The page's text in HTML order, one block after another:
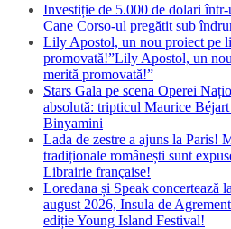
Investiție de 5.000 de dolari
Cane Corso-ul pregătit sub
Lily Apostol, un nou proiect pe
promovată!”Lily Apostol, un
merită promovată!”
Stars Gala pe scena Operei
absolută: tripticul Maurice
Binyamini
Lada de zestre a ajuns la Paris!
tradiționale românești sunt
Librairie française!
Loredana și Speak concertează
august 2026, Insula de
ediție Young Island Festival!